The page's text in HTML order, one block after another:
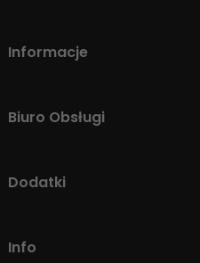
Informacje
Biuro Obsługi
Dodatki
Info